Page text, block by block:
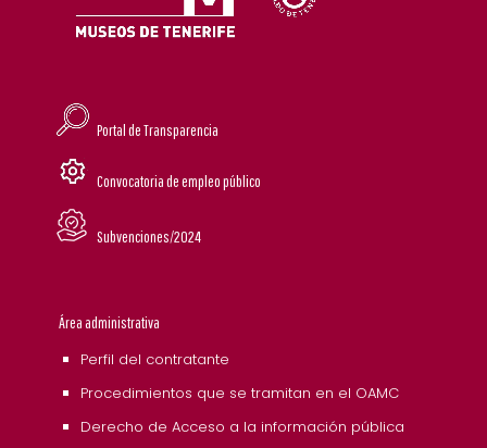
Portal de Transparencia
Convocatoria de empleo público
Subvenciones/2024
Área administrativa
Perfil del contratante
Procedimientos que se tramitan en el OAMC
Derecho de Acceso a la información pública